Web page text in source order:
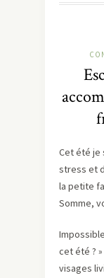
Cet été je
stress et
la petite
Somme,
cet été ?
visages